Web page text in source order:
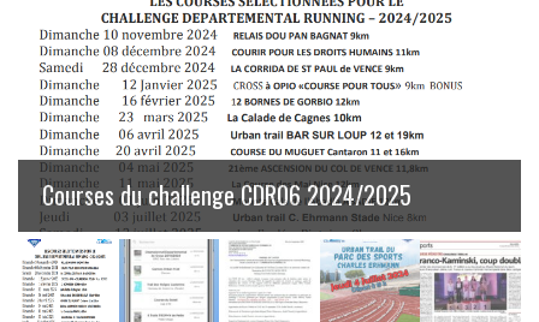
Le calendrier de la CDR06 sur votre téléphone